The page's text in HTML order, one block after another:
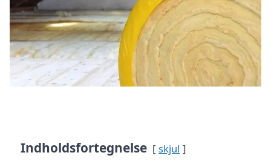
Indholdsfortegnelse skjul